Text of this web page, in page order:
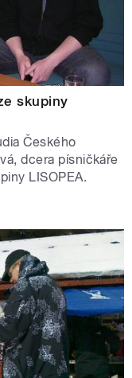
skupiny
Českého
dcera písničkáře
LISOPEA.